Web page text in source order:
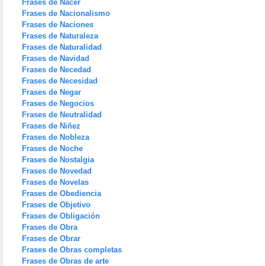
Frases de Nacer
Frases de Nacionalismo
Frases de Naciones
Frases de Naturaleza
Frases de Naturalidad
Frases de Navidad
Frases de Necedad
Frases de Necesidad
Frases de Negar
Frases de Negocios
Frases de Neutralidad
Frases de Niñez
Frases de Nobleza
Frases de Noche
Frases de Nostalgia
Frases de Novedad
Frases de Novelas
Frases de Obediencia
Frases de Objetivo
Frases de Obligación
Frases de Obra
Frases de Obrar
Frases de Obras completas
Frases de Obras de arte